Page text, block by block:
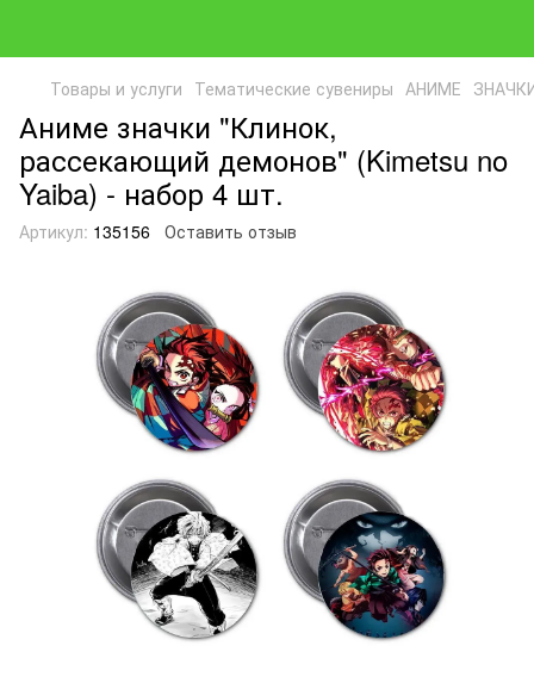
Товары и услуги Тематические сувениры АНИМЕ
Аниме значки "Клинок,
рассекающий демонов" (Kimetsu no
Yaiba) - набор 4 шт.
Артикул: 135156 Оставить отзыв